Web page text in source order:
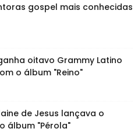
gospel mais conhecidas
oitavo Grammy Latino
o álbum "Reino"
de Jesus lançava o
álbum "Pérola"